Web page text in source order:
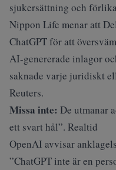
sjukersättning och
Nippon Life menar att
ChatGPT för att
AI-genererade inlagor
saknade varje juridiskt
Reuters.
Missa inte: De utmanar
ett svart hål”. Realtid
OpenAI avvisar
”ChatGPT inte är en